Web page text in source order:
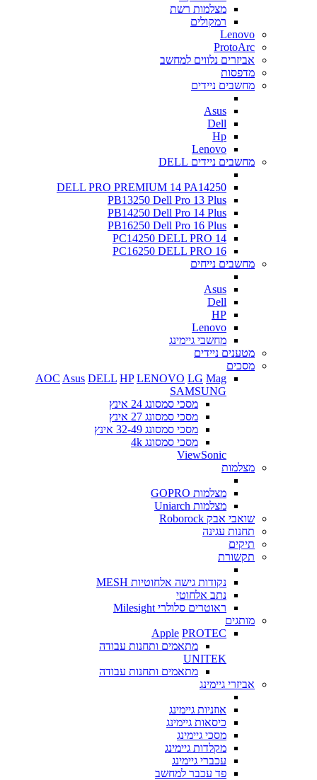
מצלמות רשת
רמקולים
Lenovo
ProtoArc
אביזרים נלווים למחשב
מדפסות
מחשבים ניידים
Asus
Dell
Hp
Lenovo
מחשבים ניידים DELL
DELL PRO PREMIUM 14 PA14250
PB13250 Dell Pro 13 Plus
PB14250 Dell Pro 14 Plus
PB16250 Dell Pro 16 Plus
PC14250 DELL PRO 14
PC16250 DELL PRO 16
מחשבים נייחים
Asus
Dell
HP
Lenovo
מחשבי גיימינג
מטענים ניידים
מסכים
AOC Asus DELL HP LENOVO LG Mag
SAMSUNG
מסכי סמסונג 24 אינץ
מסכי סמסונג 27 אינץ
מסכי סמסונג 32-49 אינץ
מסכי סמסונג 4k
ViewSonic
מצלמות
מצלמות GOPRO
מצלמות Uniarch
שואבי אבק Roborock
תחנות עגינה
תיקים
תקשורת
נקודות גישה אלחוטיות MESH
נתב אלחוטי
ראוטרים סלולרי Milesight
מותגים
Apple PROTEC
מתאמים ותחנות עבודה
UNITEK
מתאמים ותחנות עבודה
אביזרי גיימינג
אוזניות גיימינג
כיסאות גיימינג
מסכי גיימינג
מקלדות גיימינג
עכברי גיימינג
פד עכבר למחשב